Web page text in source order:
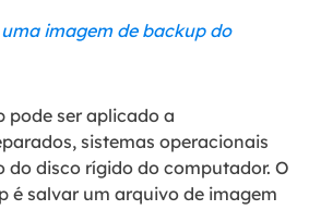
imagem de backup do
pode ser aplicado a
sistemas operacionais
do disco rígido do computador. O
é salvar um arquivo de imagem